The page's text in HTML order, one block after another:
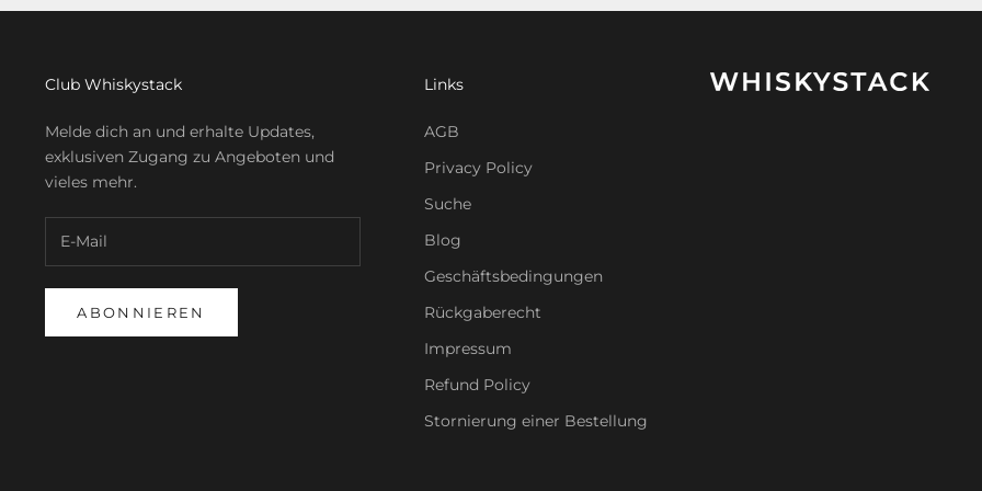
Club Whiskystack
Melde dich an und erhalte Updates,
exklusiven Zugang zu Angeboten und
vieles mehr.
ABONNIEREN
Links
AGB
Privacy Policy
Suche
Blog
Geschäftsbedingungen
Rückgaberecht
Impressum
Refund Policy
Stornierung einer Bestellung